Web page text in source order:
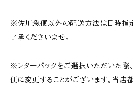
※佐川急便以外の配送方法は日時指
了承くださいませ。
※レターパックをご選択いただいた際
便に変更することがございます。当